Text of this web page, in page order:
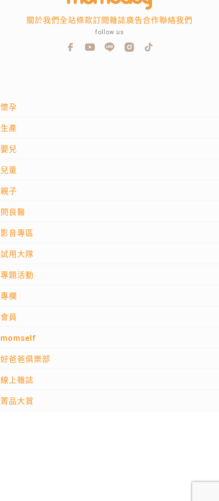
懷孕
生產
嬰兒
兒童
親子
問良醫
影音專區
試用大隊
專題活動
專欄
會員
momself
好爸爸俱樂部
線上雜誌
菁品大賞
關於我們全站條款訂閱雜誌廣告合作聯絡我們
follow us